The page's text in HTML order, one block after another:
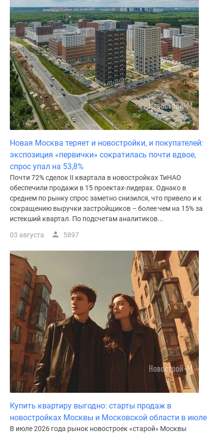
Новая Москва теряет и новостройки, и покупателей:
экспозиция «первички» сократилась почти вдвое,
спрос упал на 53,8%
Почти 72% сделок II квартала в новостройках ТиНАО
обеспечили продажи в 15 проектах-лидерах. Однако в
среднем по рынку спрос заметно снизился, что привело и к
сокращению выручки застройщиков – более чем на 15% за
истекший квартал. По подсчетам аналитиков...
03 августа 5897
Купить квартиру выгодно: старты продаж в
новостройках Москвы и Московской области в июле
В июле 2026 года рынок новостроек «старой» Москвы